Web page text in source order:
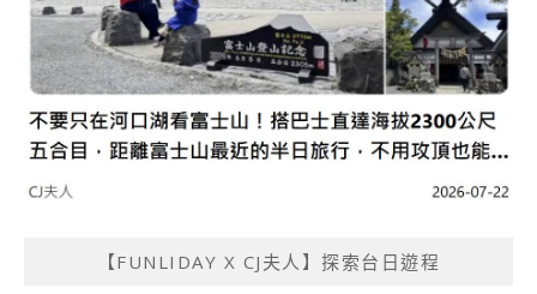
【FUNLIDAY X CJ夫人】探索台日遊程